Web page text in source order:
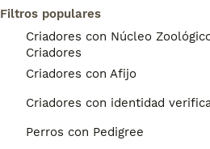
Filtros populares
Criadores con Núcleo
Criadores
Criadores con Afijo
Criadores con identidad
Perros con Pedigree
¿Cómo es el perro
pastor inglés
El Bobtail o antiguo pastor
ampliamente reconocido
y lanoso que recubre su
Parece que tiene los ojos